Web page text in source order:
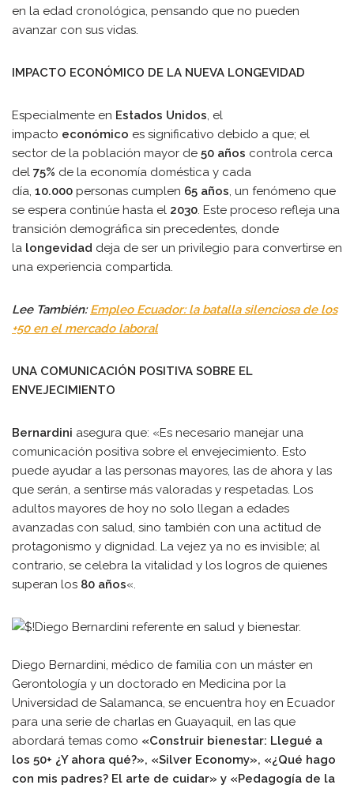
en la edad cronológica, pensando que no pueden
avanzar con sus vidas.
IMPACTO ECONÓMICO DE LA NUEVA LONGEVIDAD
Especialmente en Estados Unidos, el
impacto económico es significativo debido a que; el
sector de la población mayor de 50 años controla cerca
del 75% de la economía doméstica y cada
día, 10.000 personas cumplen 65 años, un fenómeno que
se espera continúe hasta el 2030. Este proceso refleja una
transición demográfica sin precedentes, donde
la longevidad deja de ser un privilegio para convertirse en
una experiencia compartida.
Lee También:Empleo Ecuador: la batalla silenciosa de los
+50 en el mercado laboral
UNA COMUNICACIÓN POSITIVA SOBRE EL
ENVEJECIMIENTO
Bernardini asegura que: «Es necesario manejar una
comunicación positiva sobre el envejecimiento. Esto
puede ayudar a las personas mayores, las de ahora y las
que serán, a sentirse más valoradas y respetadas. Los
adultos mayores de hoy no solo llegan a edades
avanzadas con salud, sino también con una actitud de
protagonismo y dignidad. La vejez ya no es invisible; al
contrario, se celebra la vitalidad y los logros de quienes
superan los 80 años«.
Diego Bernardini, médico de familia con un máster en
Gerontología y un doctorado en Medicina por la
Universidad de Salamanca, se encuentra hoy en Ecuador
para una serie de charlas en Guayaquil, en las que
abordará temas como «Construir bienestar: Llegué a
los 50+ ¿Y ahora qué?», «Silver Economy», «¿Qué hago
con mis padres? El arte de cuidar» y «Pedagogía de la